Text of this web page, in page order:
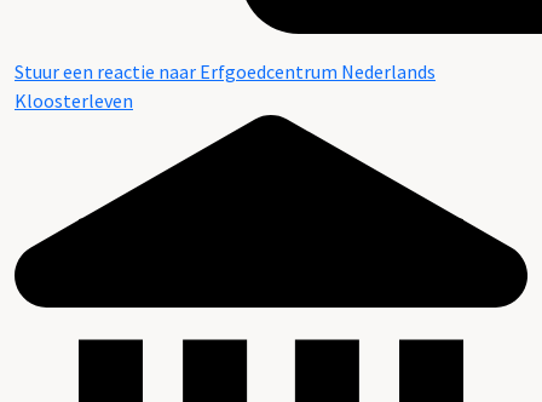
Stuur een reactie naar Erfgoedcentrum Nederlands
Kloosterleven